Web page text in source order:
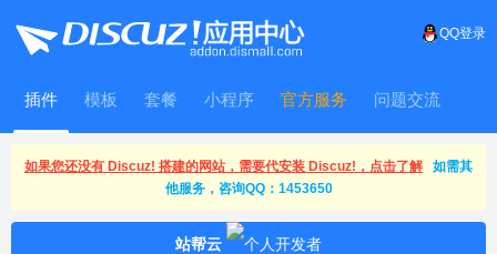
QQ登录
插件 模板 套餐 小程序 官方服务 问题交流
WitFrame
如果您还没有 Discuz! 搭建的网站，需要代安装 Discuz!，点击了解
如需其
他服务，咨询QQ：1453650
站帮云